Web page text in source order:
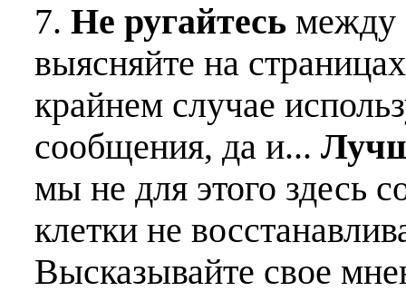
7. Не ругайтесь между
выясняйте на
крайнем случае
сообщения, да и...
мы не для этого здесь
клетки не
Высказывайте свое